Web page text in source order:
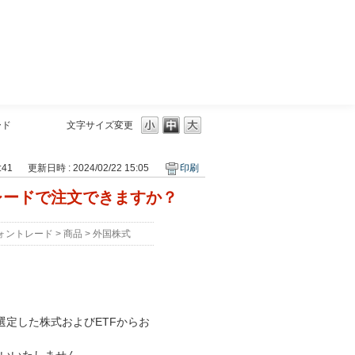
文字サイズ変更
更新日時 : 2024/02/22 15:05 印刷
ドで注文できますか？
ントレード > 商品 > 外国株式
定した株式およびETFからお